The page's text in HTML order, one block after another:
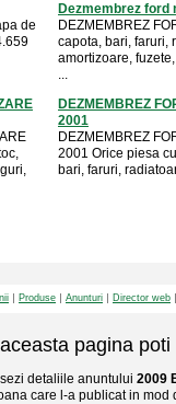
de
Dezmembrez ford
DEZMEMBREZ
capota, bari, faruri,
amortizoare,
...
DEZMEMBREZ
2001
DEZMEMBREZ
2001 Orice piesa
bari, faruri,
Produse Anunturi Director web
pagina poti
detaliile anuntului 2009
care l-a publicat in mod